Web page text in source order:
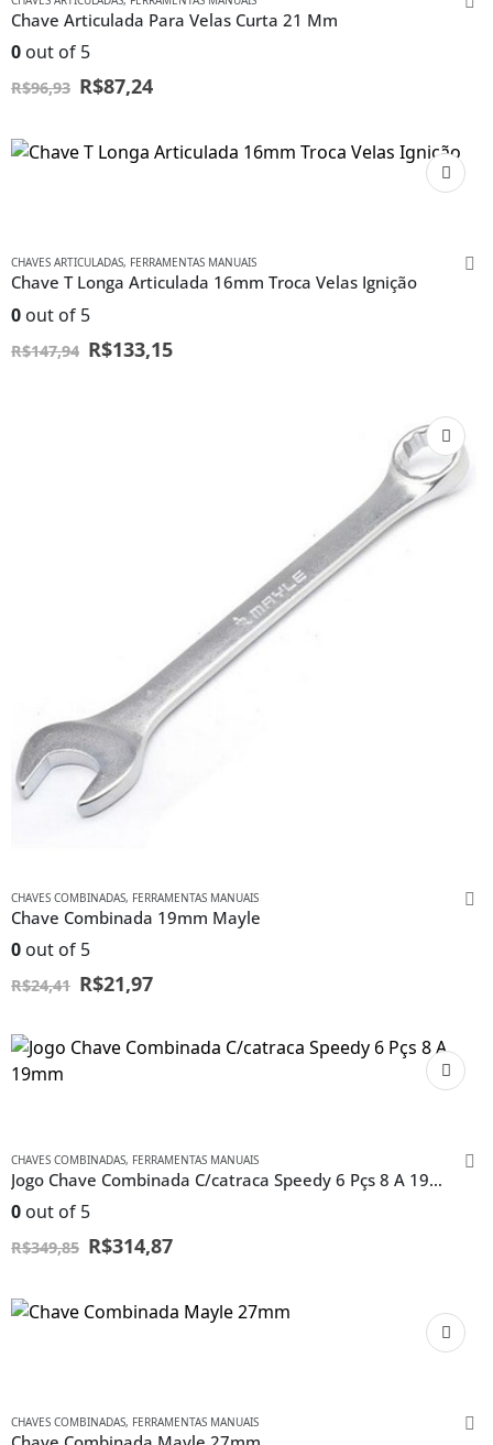
Chave Articulada Para Velas Curta 21 Mm
0 out of 5
R$96,93 R$87,24
CHAVES ARTICULADAS, FERRAMENTAS MANUAIS
Chave T Longa Articulada 16mm Troca Velas Ignição
0 out of 5
R$147,94 R$133,15
CHAVES COMBINADAS, FERRAMENTAS MANUAIS
Chave Combinada 19mm Mayle
0 out of 5
R$24,41 R$21,97
CHAVES COMBINADAS, FERRAMENTAS MANUAIS
Jogo Chave Combinada C/catraca Speedy 6 Pçs 8 A 19mm
0 out of 5
R$349,85 R$314,87
CHAVES COMBINADAS, FERRAMENTAS MANUAIS